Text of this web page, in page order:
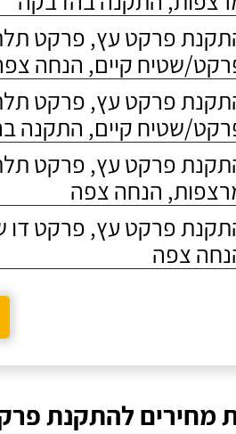
פרקט עץ, פרקט
שטיח קיים, הנחה
פרקט עץ, פרקט
שטיח קיים, התקנה
פרקט עץ, פרקט
הנחה צפה
פרקט עץ, פרקט דו
צפה
מחירים להתקנת